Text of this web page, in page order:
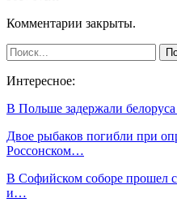
Комментарии закрыты.
Интересное:
В Польше задержали
Двое рыбаков погибли при
Россонском…
В Софийском соборе прошел
и…